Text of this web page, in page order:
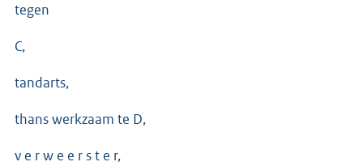
tegen
C,
tandarts,
thans werkzaam te D,
v e r w e e r s t e r,